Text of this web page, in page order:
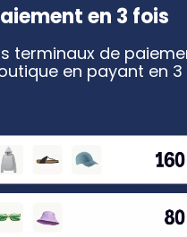
en 3 fois
terminaux de
en payant en 3